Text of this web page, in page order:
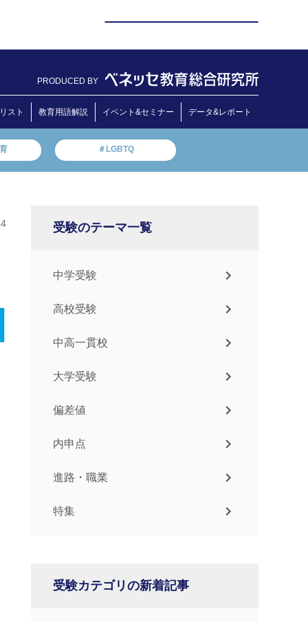
PRODUCED BY
スト 教育用語解説 イベント&セミナー データ&レポート
＃LGBTQ
受験のテーマ一覧
中学受験
高校受験
中高一貫校
大学受験
偏差値
内申点
進路・職業
特集
受験カテゴリの新着記事